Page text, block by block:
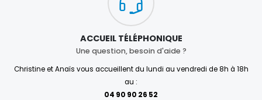
ACCUEIL TÉLÉPHONIQUE
Une question, besoin d'aide ?
Christine et Anaïs vous accueillent du lundi au vendredi de 8h à 18h
au :
04 90 90 26 52